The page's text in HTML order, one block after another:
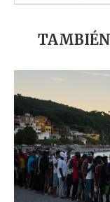
TAMBIÉN